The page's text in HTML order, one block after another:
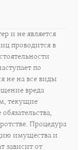
и не является
проводится в
по
не на все виды
вреда
текущие
Процедура
имущества и
зависит от